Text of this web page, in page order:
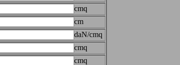
cmq
cm
daN/cmq
cmq
cmq